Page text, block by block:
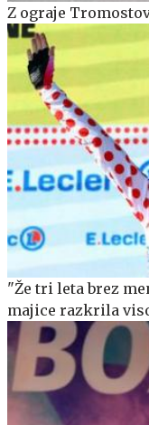
Z ograje
"Že tri leta brez
majice razkrila